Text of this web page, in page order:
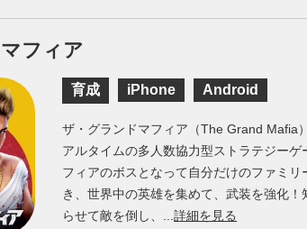
フィア
育成 iPhone Android
ザ・グランドマフィア（The Grand Mafia
アルタイムの多人数協力型ストラテジーゲ
フィアのボスとなって自分だけのファミリ
き、世界中の英雄を集めて、武装を強化！
らせて敵を倒し、...詳細を見る